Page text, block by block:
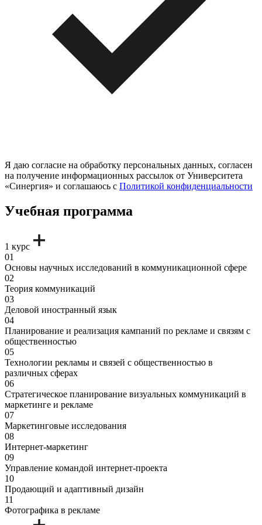
Я даю согласие на обработку персональных данных, согласен
на получение информационных рассылок от Университета
«Синергия» и соглашаюсь c Политикой конфиденциальности
Учебная программа
1 курс
01
Основы научных исследований в коммуникационной сфере
02
Теория коммуникаций
03
Деловой иностранный язык
04
Планирование и реализация кампаний по рекламе и связям с
общественностью
05
Технологии рекламы и связей с общественностью в
различных сферах
06
Стратегическое планирование визуальных коммуникаций в
маркетинге и рекламе
07
Маркетинговые исследования
08
Интернет-маркетинг
09
Управление командой интернет-проекта
10
Продающий и адаптивный дизайн
11
Фотографика в рекламе